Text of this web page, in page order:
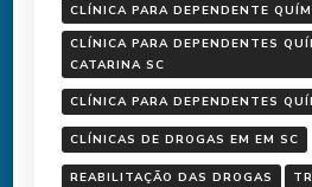
CLÍNICA PARA DEPENDENTE
CLÍNICA PARA DEPENDENTES
CATARINA SC
CLÍNICA PARA DEPENDENTES
CLÍNICAS DE DROGAS EM EM SC
REABILITAÇÃO DAS DROGAS